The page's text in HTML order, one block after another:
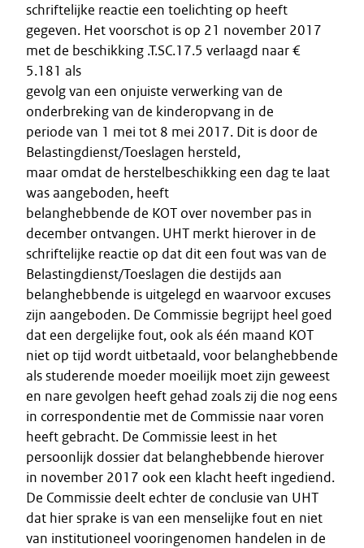
schriftelijke reactie een toelichting op heeft
gegeven. Het voorschot is op 21 november 2017
met de beschikking .T.SC.17.5 verlaagd naar €
5.181 als
gevolg van een onjuiste verwerking van de
onderbreking van de kinderopvang in de
periode van 1 mei tot 8 mei 2017. Dit is door de
Belastingdienst/Toeslagen hersteld,
maar omdat de herstelbeschikking een dag te laat
was aangeboden, heeft
belanghebbende de KOT over november pas in
december ontvangen. UHT merkt hierover in de
schriftelijke reactie op dat dit een fout was van de
Belastingdienst/Toeslagen die destijds aan
belanghebbende is uitgelegd en waarvoor excuses
zijn aangeboden. De Commissie begrijpt heel goed
dat een dergelijke fout, ook als één maand KOT
niet op tijd wordt uitbetaald, voor belanghebbende
als studerende moeder moeilijk moet zijn geweest
en nare gevolgen heeft gehad zoals zij die nog eens
in correspondentie met de Commissie naar voren
heeft gebracht. De Commissie leest in het
persoonlijk dossier dat belanghebbende hierover
in november 2017 ook een klacht heeft ingediend.
De Commissie deelt echter de conclusie van UHT
dat hier sprake is van een menselijke fout en niet
van institutioneel vooringenomen handelen in de